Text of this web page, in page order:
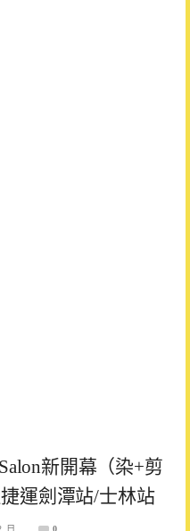
新開幕（染+剪
運劍潭站/士林站